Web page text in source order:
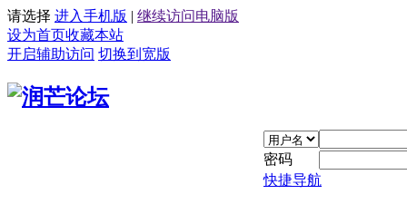
请选择 进入手机版 | 继续访问电脑版
设为首页收藏本站
开启辅助访问 切换到宽版
密码
快捷导航